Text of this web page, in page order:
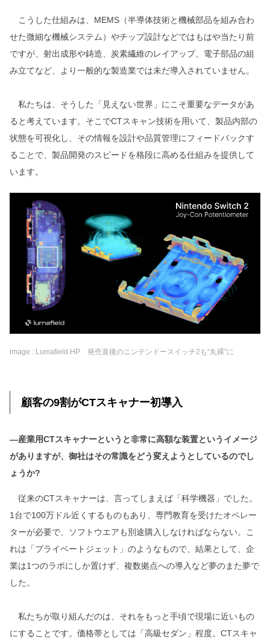
こうした仕組みは、MEMS（半導体技術と機械部品を組み合わ
せた微細な機械システム）やチップ設計などではもはや当たり前
ですが、射出成形や鋳造、炭素繊維のレイアップ、電子部品の組
み立てなど、より一般的な製造業では未だ導入されていません。
私たちは、そうした「見えない世界」にこそ重要なデータがあ
ると考えています。そこでCTスキャン技術を用いて、製品内部の
状態を可視化し、その情報を設計や品質管理にフィードバックす
ることで、製品開発のスピードを格段に高める仕組みを提供して
います。
image : Lumafield HP 発売直後のニンテンドースイッチ2も“丸裸”に
顧客の9割がCTスキャナー初導入
―産業用CTスキャナーというと非常に高額な装置というイメージ
がありますが、御社はその常識をどう変えようとしているのでし
ょうか?
従来のCTスキャナーは、言ってしまえば「科学機器」でした。
1台で100万ドル近くするものもあり、専門教育を受けたオペレー
ターが必要で、ソフトウエアも別途購入しなければならない。こ
れは「プライベートジェット」のようなもので、結果として、企
業は1つのラボにしか置けず、複数拠点への導入など夢のまた夢で
した。
私たちが取り組んだのは、それをもっと手頃で現場に近いもの
にすることです。価格帯としては「高級セダン」程度。CTスキャ